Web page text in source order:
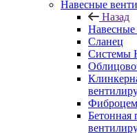
Навесные
Назад
Навесные
Сланец
Системы
Бетонная